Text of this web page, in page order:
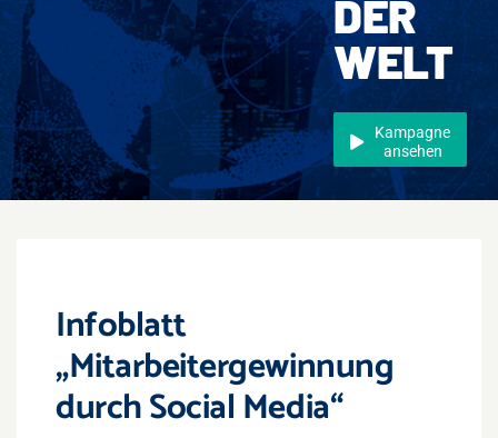
Events
Überregional
Jobs
Newsletter
DER
WELT
Kampagne
ansehen
Infoblatt
„Mitarbeitergewinnung
durch Social Media“